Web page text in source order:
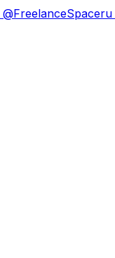
@FreelanceSpaceru